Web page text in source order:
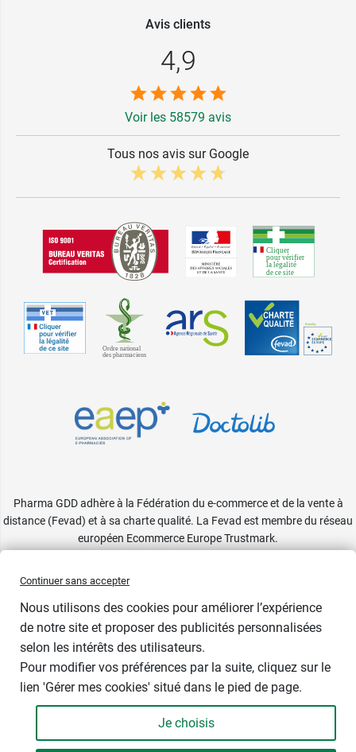
Contenance
- +
Avis clients
4,9
Voir les 58579 avis
Tous nos avis sur Google
Pharma GDD adhère à la Fédération du e-commerce et de la vente à
distance (Fevad) et à sa charte qualité. La Fevad est membre du réseau
européen Ecommerce Europe Trustmark.
Continuer sans accepter
Nous utilisons des cookies pour améliorer l’expérience
de notre site et proposer des publicités personnalisées
selon les intérêts des utilisateurs.
Pour modifier vos préférences par la suite, cliquez sur le
lien 'Gérer mes cookies' situé dans le pied de page.
Je choisis